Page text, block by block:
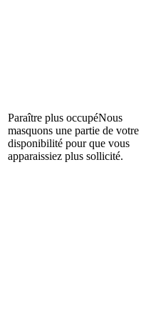
Paraître plus occupéNous
masquons une partie de votre
disponibilité pour que vous
apparaissiez plus sollicité.